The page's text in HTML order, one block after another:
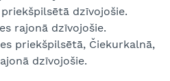
dzīvojošie.
rajonā dzīvojošie.
priekšpilsētā, Čiekurkalnā,
dzīvojošie.